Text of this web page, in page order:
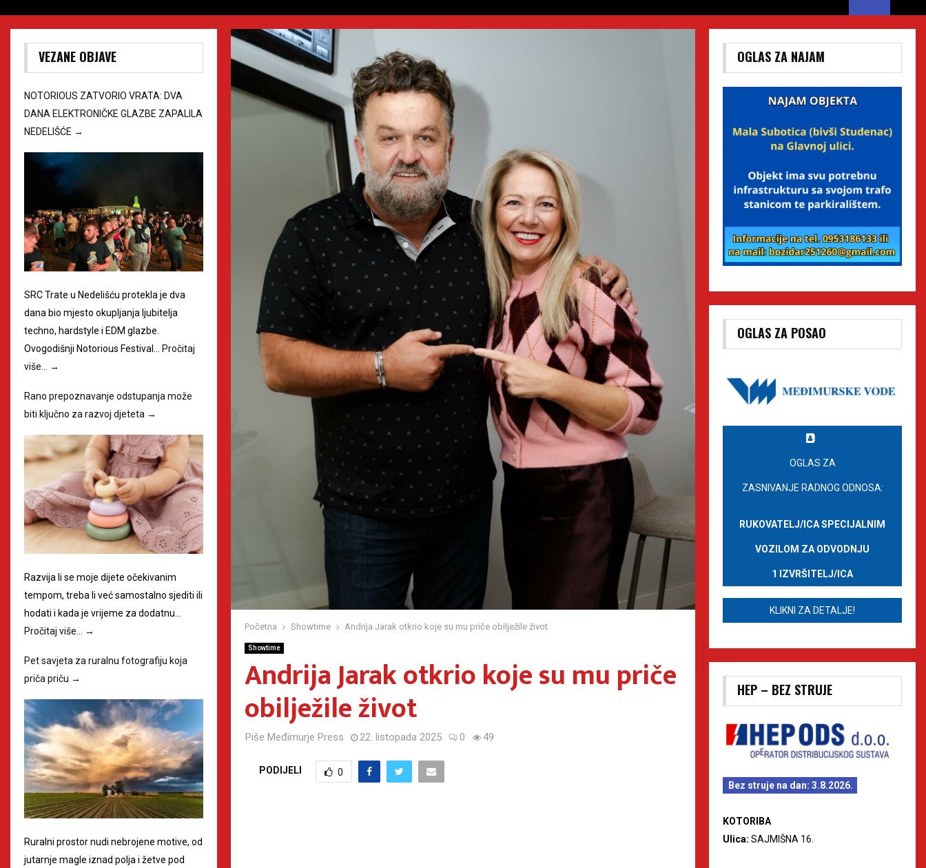
Početna Showtime Andrija Jarak otkrio koje su mu priče obilježile život
Showtime
Andrija Jarak otkrio koje su mu priče
obilježile život
Piše Međimurje Press 22. listopada 2025 0 49
PODIJELI 0
VEZANE OBJAVE
NOTORIOUS ZATVORIO VRATA: DVA
DANA ELEKTRONIČKE GLAZBE ZAPALILA
NEDELIŠĆE →
SRC Trate u Nedelišću protekla je dva
dana bio mjesto okupljanja ljubitelja
techno, hardstyle i EDM glazbe.
Ovogodišnji Notorious Festival… Pročitaj
više… →
Rano prepoznavanje odstupanja može
biti ključno za razvoj djeteta →
Razvija li se moje dijete očekivanim
tempom, treba li već samostalno sjediti ili
hodati i kada je vrijeme za dodatnu…
Pročitaj više…
→
Pet savjeta za ruralnu fotografiju koja
priča priču →
Ruralni prostor nudi nebrojene motive, od
jutarnje magle iznad polja i žetve pod
OGLAS ZA NAJAM
OGLAS ZA POSAO
OGLAS ZA
ZASNIVANJE RADNOG ODNOSA:
RUKOVATELJ/ICA SPECIJALNIM
VOZILOM ZA ODVODNJU
1 IZVRŠITELJ/ICA
KLIKNI ZA DETALJE!
HEP – BEZ STRUJE
Bez struje na dan: 3.8.2026.
KOTORIBA
Ulica: SAJMIŠNA 16.